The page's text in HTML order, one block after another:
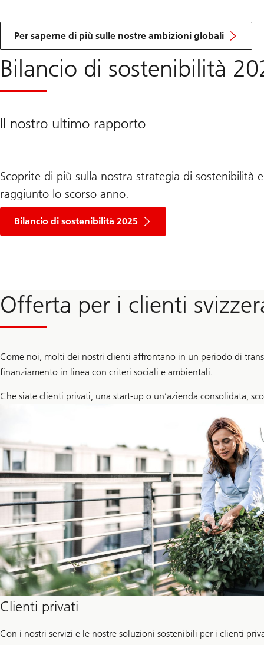
Per saperne di più sulle nostre ambizioni globali
Bilancio di sostenibilità
Il nostro ultimo rapporto
Scoprite di più sulla nostra strategia di sostenibilità
raggiunto lo scorso anno.
Bilancio di sostenibilità 2025
Offerta per i clienti
Come noi, molti dei nostri clienti affrontano in un periodo di
finanziamento in linea con criteri sociali e ambientali.
Che siate clienti privati, una start-up o un’azienda consolidata,
Clienti privati
Con i nostri servizi e le nostre soluzioni sostenibili per i clienti